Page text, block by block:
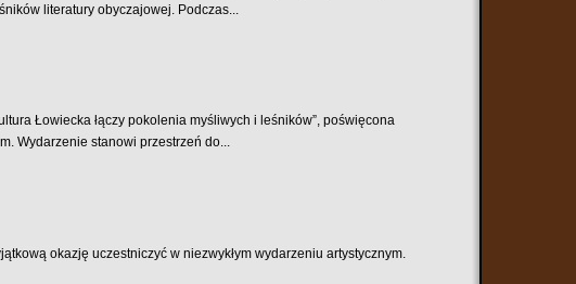
literatury obyczajowej. Podczas...
Łowiecka łączy pokolenia myśliwych i leśników”, poświęcona
Wydarzenie stanowi przestrzeń do...
okazję uczestniczyć w niezwykłym wydarzeniu artystycznym.